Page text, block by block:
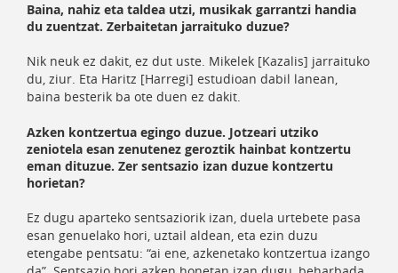
Baina, nahiz eta taldea utzi, musikak garrantzi handia
du zuentzat. Zerbaitetan jarraituko duzue?
Nik neuk ez dakit, ez dut uste. Mikelek [Kazalis] jarraituko
du, ziur. Eta Haritz [Harregi] estudioan dabil lanean,
baina besterik ba ote duen ez dakit.
Azken kontzertua egingo duzue. Jotzeari utziko
zeniotela esan zenutenez geroztik hainbat kontzertu
eman dituzue. Zer sentsazio izan duzue kontzertu
horietan?
Ez dugu aparteko sentsaziorik izan, duela urtebete pasa
esan genuelako hori, uztail aldean, eta ezin duzu
etengabe pentsatu: “ai ene, azkenetako kontzertua izango